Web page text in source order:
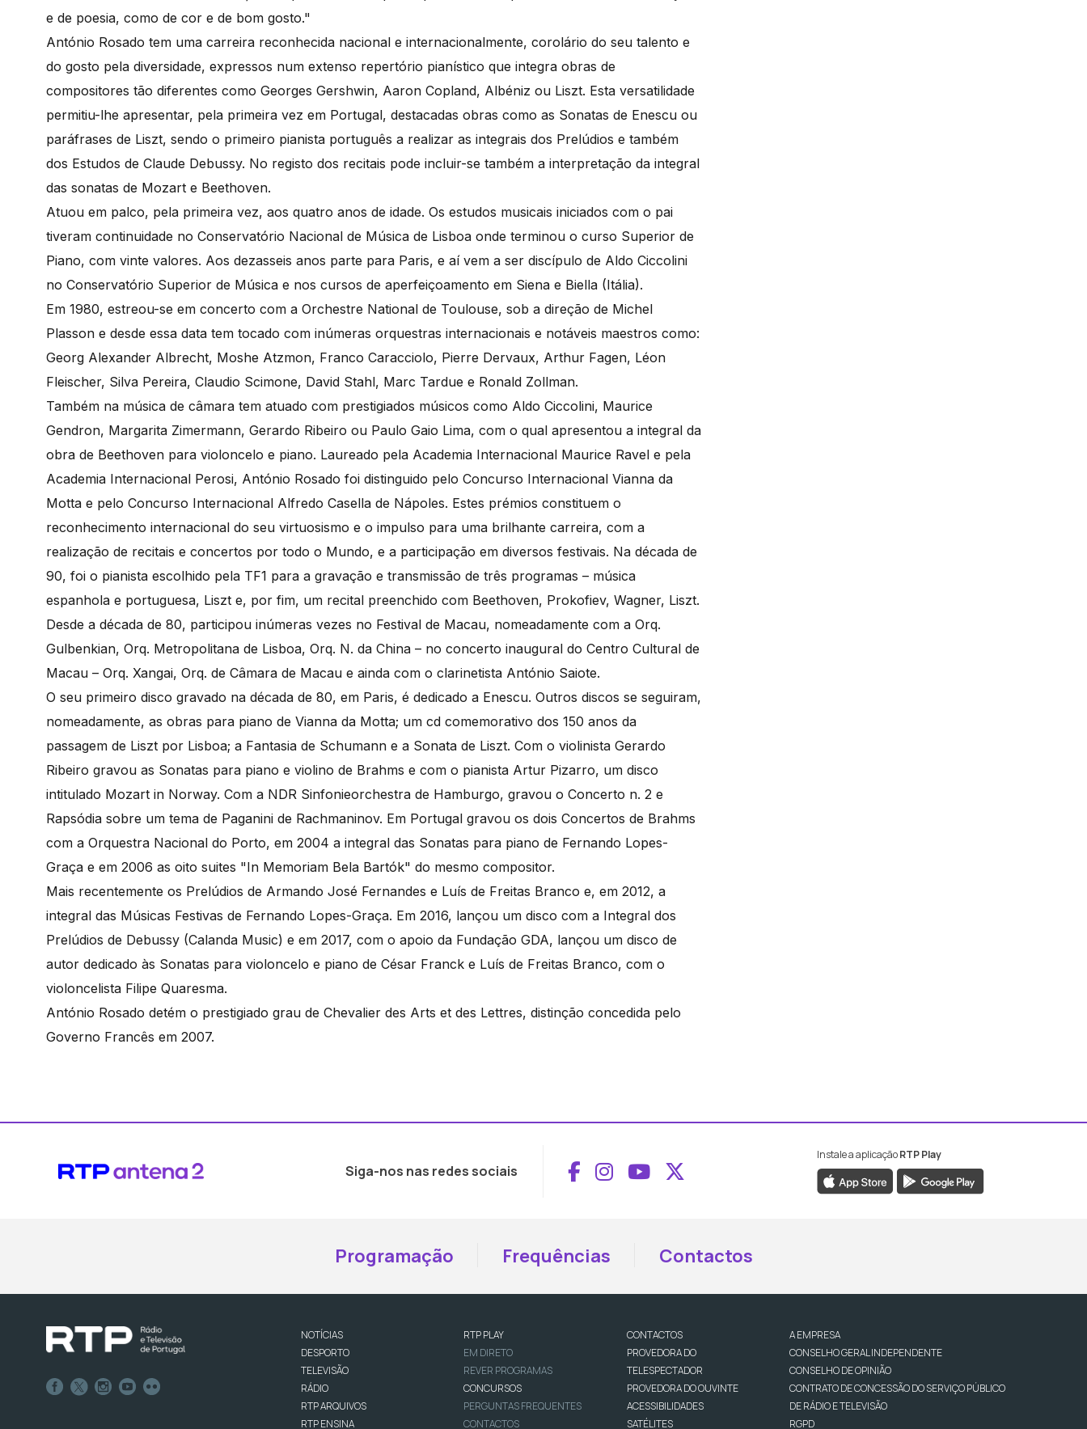
e de poesia, como de cor e de bom gosto."
António Rosado tem uma carreira reconhecida nacional e internacionalmente, corolário do seu talento e
do gosto pela diversidade, expressos num extenso repertório pianístico que integra obras de
compositores tão diferentes como Georges Gershwin, Aaron Copland, Albéniz ou Liszt. Esta versatilidade
permitiu-lhe apresentar, pela primeira vez em Portugal, destacadas obras como as Sonatas de Enescu ou
paráfrases de Liszt, sendo o primeiro pianista português a realizar as integrais dos Prelúdios e também
dos Estudos de Claude Debussy. No registo dos recitais pode incluir-se também a interpretação da integral
das sonatas de Mozart e Beethoven.
Atuou em palco, pela primeira vez, aos quatro anos de idade. Os estudos musicais iniciados com o pai
tiveram continuidade no Conservatório Nacional de Música de Lisboa onde terminou o curso Superior de
Piano, com vinte valores. Aos dezasseis anos parte para Paris, e aí vem a ser discípulo de Aldo Ciccolini
no Conservatório Superior de Música e nos cursos de aperfeiçoamento em Siena e Biella (Itália).
Em 1980, estreou-se em concerto com a Orchestre National de Toulouse, sob a direção de Michel
Plasson e desde essa data tem tocado com inúmeras orquestras internacionais e notáveis maestros como:
Georg Alexander Albrecht, Moshe Atzmon, Franco Caracciolo, Pierre Dervaux, Arthur Fagen, Léon
Fleischer, Silva Pereira, Claudio Scimone, David Stahl, Marc Tardue e Ronald Zollman.
Também na música de câmara tem atuado com prestigiados músicos como Aldo Ciccolini, Maurice
Gendron, Margarita Zimermann, Gerardo Ribeiro ou Paulo Gaio Lima, com o qual apresentou a integral da
obra de Beethoven para violoncelo e piano. Laureado pela Academia Internacional Maurice Ravel e pela
Academia Internacional Perosi, António Rosado foi distinguido pelo Concurso Internacional Vianna da
Motta e pelo Concurso Internacional Alfredo Casella de Nápoles. Estes prémios constituem o
reconhecimento internacional do seu virtuosismo e o impulso para uma brilhante carreira, com a
realização de recitais e concertos por todo o Mundo, e a participação em diversos festivais. Na década de
90, foi o pianista escolhido pela TF1 para a gravação e transmissão de três programas – música
espanhola e portuguesa, Liszt e, por fim, um recital preenchido com Beethoven, Prokofiev, Wagner, Liszt.
Desde a década de 80, participou inúmeras vezes no Festival de Macau, nomeadamente com a Orq.
Gulbenkian, Orq. Metropolitana de Lisboa, Orq. N. da China – no concerto inaugural do Centro Cultural de
Macau – Orq. Xangai, Orq. de Câmara de Macau e ainda com o clarinetista António Saiote.
O seu primeiro disco gravado na década de 80, em Paris, é dedicado a Enescu. Outros discos se seguiram,
nomeadamente, as obras para piano de Vianna da Motta; um cd comemorativo dos 150 anos da
passagem de Liszt por Lisboa; a Fantasia de Schumann e a Sonata de Liszt. Com o violinista Gerardo
Ribeiro gravou as Sonatas para piano e violino de Brahms e com o pianista Artur Pizarro, um disco
intitulado Mozart in Norway. Com a NDR Sinfonieorchestra de Hamburgo, gravou o Concerto n. 2 e
Rapsódia sobre um tema de Paganini de Rachmaninov. Em Portugal gravou os dois Concertos de Brahms
com a Orquestra Nacional do Porto, em 2004 a integral das Sonatas para piano de Fernando Lopes-
Graça e em 2006 as oito suites "In Memoriam Bela Bartók" do mesmo compositor.
Mais recentemente os Prelúdios de Armando José Fernandes e Luís de Freitas Branco e, em 2012, a
integral das Músicas Festivas de Fernando Lopes-Graça. Em 2016, lançou um disco com a Integral dos
Prelúdios de Debussy (Calanda Music) e em 2017, com o apoio da Fundação GDA, lançou um disco de
autor dedicado às Sonatas para violoncelo e piano de César Franck e Luís de Freitas Branco, com o
violoncelista Filipe Quaresma.
António Rosado detém o prestigiado grau de Chevalier des Arts et des Lettres, distinção concedida pelo
Governo Francês em 2007.
Siga-nos nas redes sociais Aceder ao Facebook da RTP Antena 2
Aceder ao Instagram da RTP Antena 2
Aceder ao YouTube da RTP Antena 2
Aceder ao X da RTP Antena 2
Instale a aplicaçãoRTP Play
Programação Frequências Contactos
NOTÍCIAS
DESPORTO
TELEVISÃO
RÁDIO
RTP ARQUIVOS
RTP ENSINA
RTP PLAY
EM DIRETO
REVER PROGRAMAS
CONCURSOS
PERGUNTAS FREQUENTES
CONTACTOS
CONTACTOS
PROVEDORA DO
TELESPECTADOR
PROVEDORA DO OUVINTE
ACESSIBILIDADES
SATÉLITES
A EMPRESA
CONSELHO GERAL INDEPENDENTE
CONSELHO DE OPINIÃO
CONTRATO DE CONCESSÃO DO SERVIÇO PÚBLICO
DE RÁDIO E TELEVISÃO
RGPD